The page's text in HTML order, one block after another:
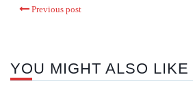
Previous post
YOU MIGHT ALSO LIKE